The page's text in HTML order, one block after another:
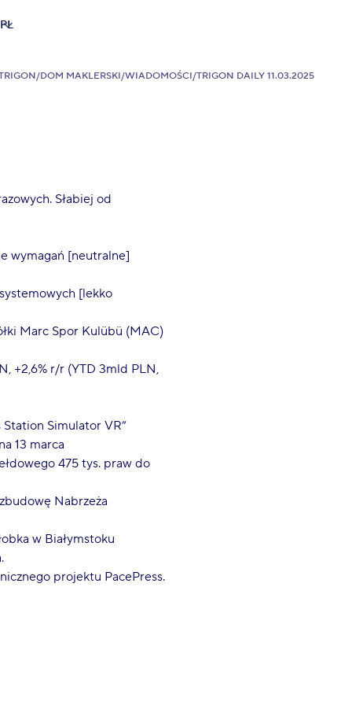
PL
/DOM MAKLERSKI/WIADOMOŚCI/TRIGON DAILY 11.03.2025
Słabiej od
wymagań [neutralne]
[lekko
Marc Spor Kulübü (MAC)
+2,6% r/r (YTD 3mld PLN,
Simulator VR”
13 marca
475 tys. praw do
Nabrzeża
w Białymstoku
projektu PacePress.